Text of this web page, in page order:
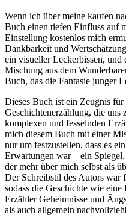
Wenn ich über meine kaufen
Buch einen tiefen Einfluss auf
Einstellung kostenlos mich
Dankbarkeit und
ein visueller Leckerbissen, und
Mischung aus dem
Buch, das die Fantasie junger
Dieses Buch ist ein Zeugnis
Geschichtenerzählung, die uns
komplexen und fesselnden
mich diesem Buch mit einer
nur um festzustellen, dass es
Erwartungen war – ein
der mehr über mich selbst als
Der Schreibstil des Autors war
sodass die Geschichte wie
Erzähler Geheimnisse und
als auch allgemein